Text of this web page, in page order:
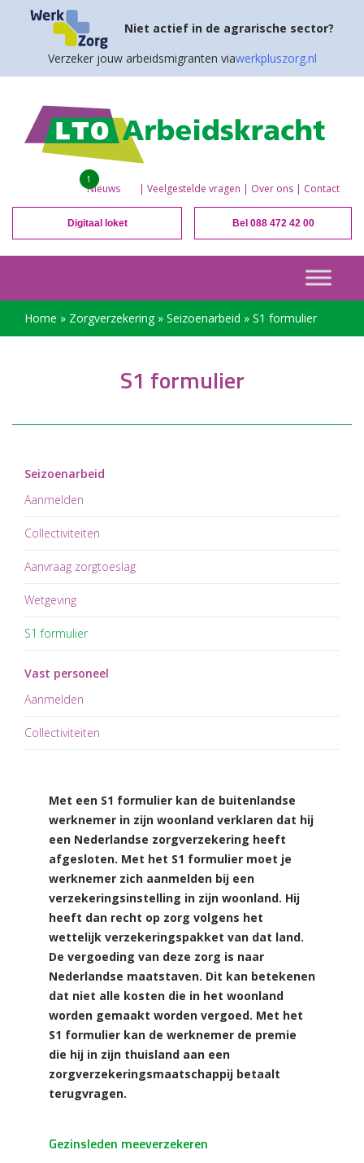
Niet actief in de agrarische sector?
Verzeker jouw arbeidsmigranten viawerkpluszorg.nl
Nieuws
1
| Veelgestelde vragen | Over ons | Contact
Digitaal loket Bel 088 472 42 00
Home » Zorgverzekering» Seizoenarbeid » S1 formulier
S1 formulier
Seizoenarbeid
Aanmelden
Collectiviteiten
Aanvraag zorgtoeslag
Wetgeving
S1 formulier
Vast personeel
Aanmelden
Collectiviteiten
Met een S1 formulier kan de buitenlandse
werknemer in zijn woonland verklaren dat hij
een Nederlandse zorgverzekering heeft
afgesloten. Met het S1 formulier moet je
werknemer zich aanmelden bij een
verzekeringsinstelling in zijn woonland. Hij
heeft dan recht op zorg volgens het
wettelijk verzekeringspakket van dat land.
De vergoeding van deze zorg is naar
Nederlandse maatstaven. Dit kan betekenen
dat niet alle kosten die in het woonland
worden gemaakt worden vergoed. Met het
S1 formulier kan de werknemer de premie
die hij in zijn thuisland aan een
zorgverzekeringsmaatschappij betaalt
terugvragen.
Gezinsleden meeverzekeren